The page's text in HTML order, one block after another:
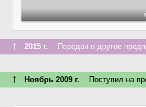
↑ 2015 г. Передан в другое
↑ Ноябрь 2009 г. Поступил на